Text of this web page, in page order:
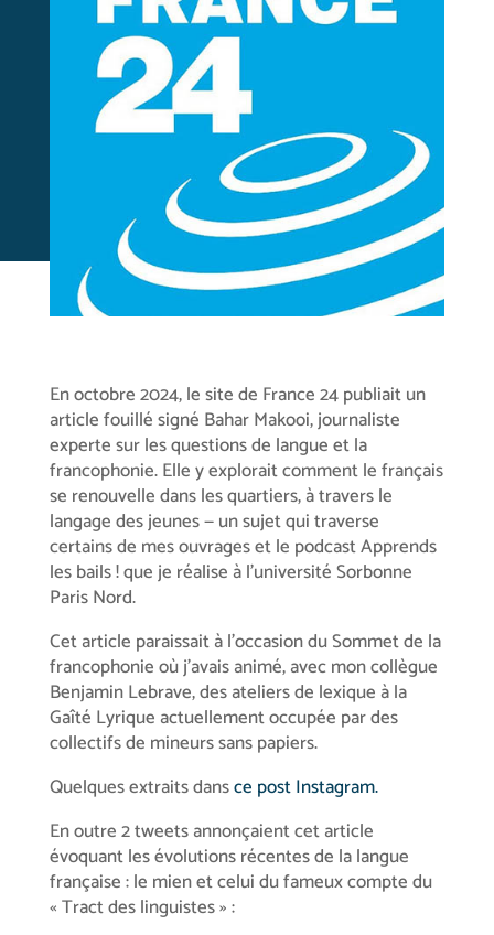
En octobre 2024, le site de France 24 publiait un
article fouillé signé Bahar Makooi, journaliste
experte sur les questions de langue et la
francophonie. Elle y explorait comment le français
se renouvelle dans les quartiers, à travers le
langage des jeunes — un sujet qui traverse
certains de mes ouvrages et le podcast Apprends
les bails ! que je réalise à l’université Sorbonne
Paris Nord.
Cet article paraissait à l’occasion du Sommet de la
francophonie où j’avais animé, avec mon collègue
Benjamin Lebrave, des ateliers de lexique à la
Gaîté Lyrique actuellement occupée par des
collectifs de mineurs sans papiers.
Quelques extraits dansce post Instagram.
En outre 2 tweets annonçaient cet article
évoquant les évolutions récentes de la langue
française : le mien et celui du fameux compte du
« Tract des linguistes » :